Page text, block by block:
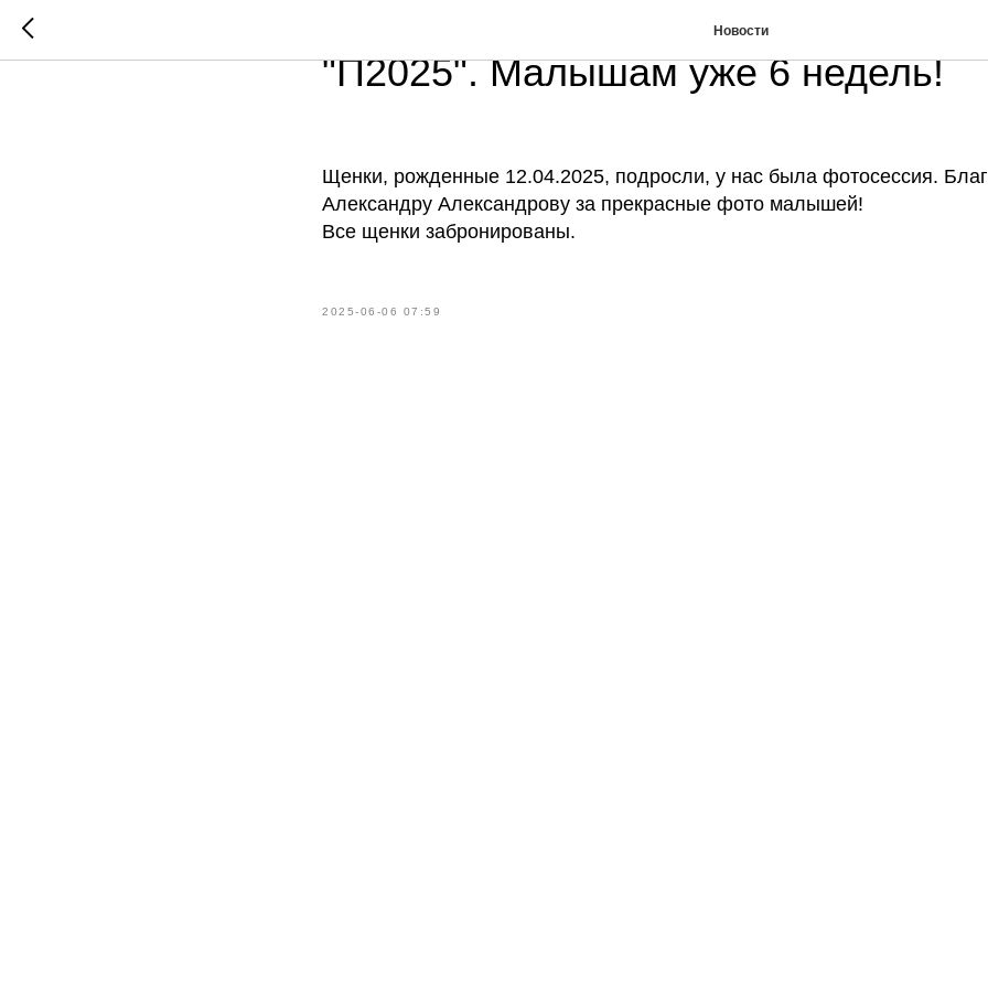
Новости
6.06.2025 Новые фотографии
"П2025". Малышам уже 6 недель!
Щенки, рожденные 12.04.2025, подросли, у нас была фотосессия.
Александру Александрову за прекрасные фото малышей!
Все щенки забронированы.
2025-06-06 07:59